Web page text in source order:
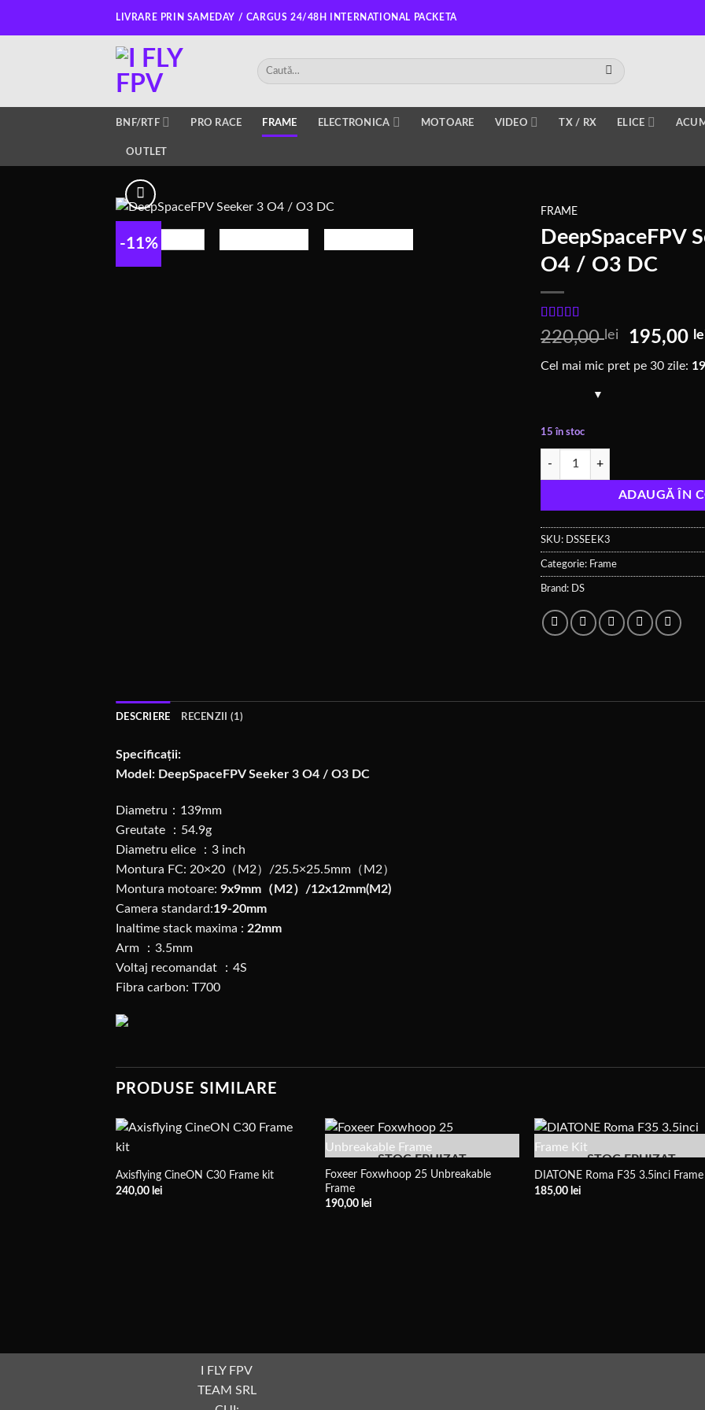
LIVRARE PRIN SAMEDAY / CARGUS 24/48H INTERNATIONAL PACKETA
Caută
după:
BNF/RTF PRO RACE FRAME ELECTRONICA MOTOARE VIDEO TX / RX ELICE
OUTLET
-11%
FRAME
DeepSpaceFPV
O4 / O3 DC
Evaluat la5
din 5 pe
singure
220,00 lei
Prețul
a
195,00
Cel mai mic pret pe 30 zile:
15 în stoc
Cantitate DeepSpaceFPV Seeker
ADAUGĂ ÎN
SKU: DSSEEK3
Categorie: Frame
Brand: DS
DESCRIERE RECENZII (1)
Specificații:
Model: DeepSpaceFPV Seeker 3 O4 / O3 DC
Diametru：139mm
Greutate ：54.9g
Diametru elice ：3 inch
Montura FC: 20×20（M2）/25.5×25.5mm（M2）
Montura motoare: 9x9mm（M2）/12x12mm(M2)
Camera standard:19-20mm
Inaltime stack maxima : 22mm
Arm ：3.5mm
Voltaj recomandat ：4S
Fibra carbon: T700
PRODUSE SIMILARE
Axisflying CineON C30 Frame kit
240,00 lei
STOC EPUIZAT
Foxeer Foxwhoop 25 Unbreakable
Frame
190,00 lei
STOC EPUIZAT
DIATONE Roma F35 3.5inci
185,00 lei
I FLY FPV
TEAM SRL